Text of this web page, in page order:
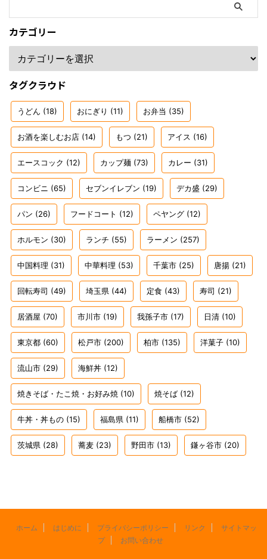
カテゴリー
タグクラウド
うどん (18) おにぎり (11) お弁当 (35)
お酒を楽しむお店 (14) もつ (21) アイス (16)
エースコック (12) カップ麺 (73) カレー (31)
コンビニ (65) セブンイレブン (19) デカ盛 (29)
パン (26) フードコート (12) ペヤング (12)
ホルモン (30) ランチ (55) ラーメン (257)
中国料理 (31) 中華料理 (53) 千葉市 (25) 唐揚 (21)
回転寿司 (49) 埼玉県 (44) 定食 (43) 寿司 (21)
居酒屋 (70) 市川市 (19) 我孫子市 (17) 日清 (10)
東京都 (60) 松戸市 (200) 柏市 (135) 洋菓子 (10)
流山市 (29) 海鮮丼 (12)
焼きそば・たこ焼・お好み焼 (10) 焼そば (12)
牛丼・丼もの (15) 福島県 (11) 船橋市 (52)
茨城県 (28) 蕎麦 (23) 野田市 (13) 鎌ヶ谷市 (20)
ホーム はじめに プライバシーポリシー リンク
サイトマッ
プ
お問い合わせ